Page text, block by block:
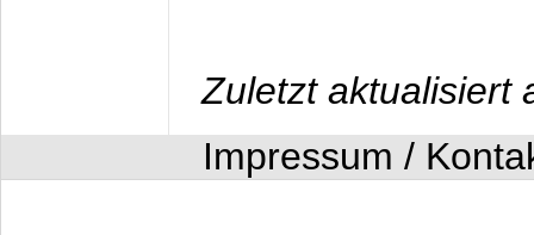
Zuletzt aktualisiert
Impressum /